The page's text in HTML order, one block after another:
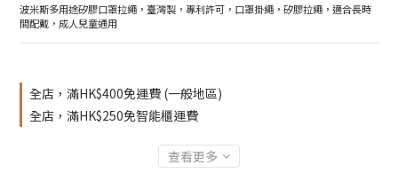
波米斯多用途矽膠口罩拉繩，臺灣製，專利許可，口罩掛繩，矽膠拉繩，適合長時
間配戴，成人兒童通用
全店，滿HK$400免運費 (一般地區)
全店，滿HK$250免智能櫃運費
查看更多